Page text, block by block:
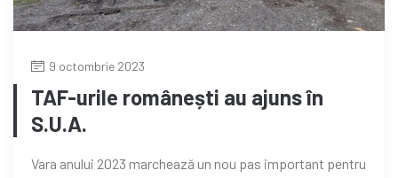
9 octombrie 2023
TAF-urile românești au ajuns în
S.U.A.
Vara anului 2023 marchează un nou pas important pentru